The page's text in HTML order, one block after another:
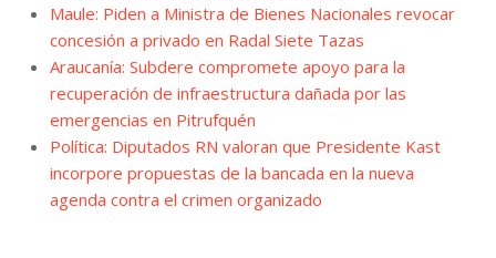
Maule: Piden a Ministra de Bienes Nacionales revocar
concesión a privado en Radal Siete Tazas
Araucanía: Subdere compromete apoyo para la
recuperación de infraestructura dañada por las
emergencias en Pitrufquén
Política: Diputados RN valoran que Presidente Kast
incorpore propuestas de la bancada en la nueva
agenda contra el crimen organizado